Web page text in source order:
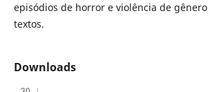
episódios de horror e violência de gênero
textos.
Downloads